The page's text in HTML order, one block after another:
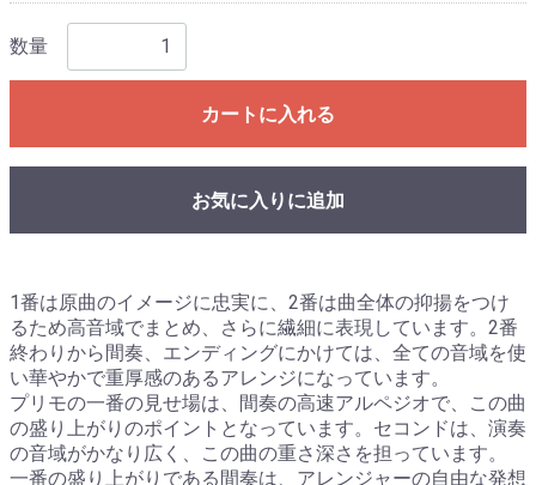
数量
カートに入れる
お気に入りに追加
1番は原曲のイメージに忠実に、2番は曲全体の抑揚をつけ
るため高音域でまとめ、さらに繊細に表現しています。2番
終わりから間奏、エンディングにかけては、全ての音域を使
い華やかで重厚感のあるアレンジになっています。
プリモの一番の見せ場は、間奏の高速アルペジオで、この曲
の盛り上がりのポイントとなっています。セコンドは、演奏
の音域がかなり広く、この曲の重さ深さを担っています。
一番の盛り上がりである間奏は、アレンジャーの自由な発想